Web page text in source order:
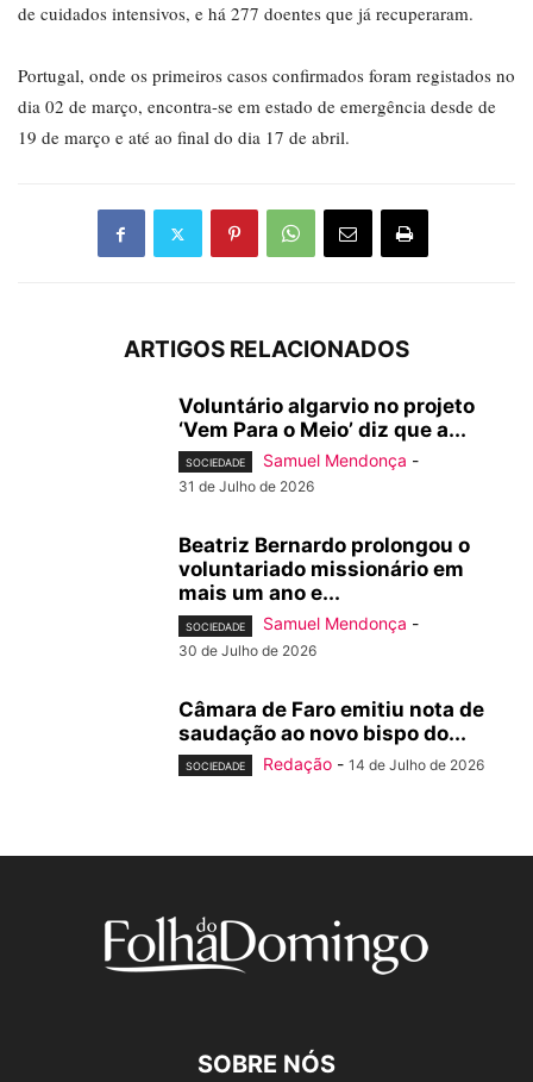
de cuidados intensivos, e há 277 doentes que já recuperaram.
Portugal, onde os primeiros casos confirmados foram registados no
dia 02 de março, encontra-se em estado de emergência desde de
19 de março e até ao final do dia 17 de abril.
ARTIGOS RELACIONADOS
Voluntário algarvio no projeto
‘Vem Para o Meio’ diz que a...
SOCIEDADE Samuel Mendonça -
31 de Julho de 2026
Beatriz Bernardo prolongou o
voluntariado missionário em
mais um ano e...
SOCIEDADE Samuel Mendonça -
30 de Julho de 2026
Câmara de Faro emitiu nota de
saudação ao novo bispo do...
SOCIEDADE Redação - 14 de Julho de 2026
SOBRE NÓS